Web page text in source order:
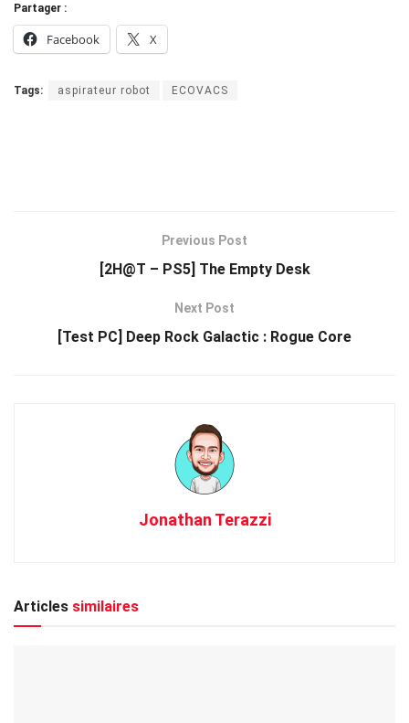
Partager :
Facebook X
Tags: aspirateur robot ECOVACS
Previous Post
[2H@T – PS5] The Empty Desk
Next Post
[Test PC] Deep Rock Galactic : Rogue Core
Jonathan Terazzi
Articles similaires